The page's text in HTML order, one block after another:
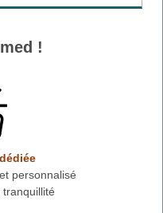
!
personnalisé